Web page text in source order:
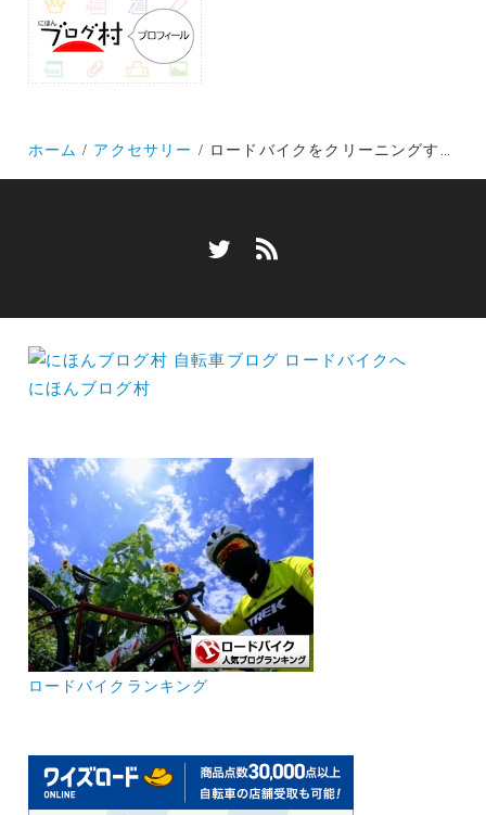
ホーム アクセサリー ロードバイクをクリーニングする心が舞い上がるメンテナンススタンドはこれだ～ミノウラのDS-540CS～
にほんブログ村
ロードバイクランキング